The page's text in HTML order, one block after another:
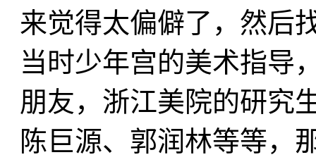
来觉得太偏僻了，然后
当时少年宫的美术指导
朋友，浙江美院的研究
陈巨源、郭润林等等，